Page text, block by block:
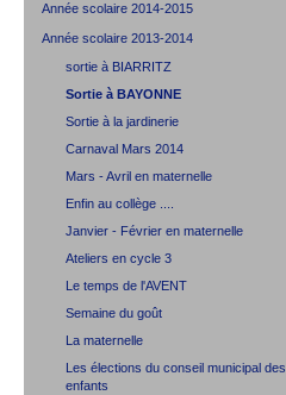
Année scolaire 2014-2015
Année scolaire 2013-2014
sortie à BIARRITZ
Sortie à BAYONNE
Sortie à la jardinerie
Carnaval Mars 2014
Mars - Avril en maternelle
Enfin au collège ....
Janvier - Février en maternelle
Ateliers en cycle 3
Le temps de l'AVENT
Semaine du goût
La maternelle
Les élections du conseil municipal des
enfants